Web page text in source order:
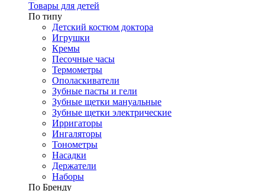
Товары для детей
По типу
Детский костюм доктора
Игрушки
Кремы
Песочные часы
Термометры
Ополаскиватели
Зубные пасты и гели
Зубные щетки мануальные
Зубные щетки электрические
Ирригаторы
Ингаляторы
Тонометры
Насадки
Держатели
Наборы
По Бренду